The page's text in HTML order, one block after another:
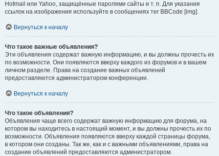
Hotmail или Yahoo, защищённые паролями сайты и т. п. Для указания
ссылок на изображения используйте в сообщениях тег BBCode [img].
Вернуться к началу
Что такое важные объявления?
Эти объявления содержат важную информацию, и вы должны прочесть их
по возможности. Они появляются вверху каждого из форумов и в вашем
личном разделе. Права на создание важных объявлений
предоставляются администратором конференции.
Вернуться к началу
Что такое объявления?
Объявления чаще всего содержат важную информацию для форума, на
котором вы находитесь в настоящий момент, и вы должны прочесть их по
возможности. Объявления появляются вверху каждой страницы форума,
в котором они созданы. Так же, как и с важными объявлениями, права на
создание объявлений предоставляются администратором.